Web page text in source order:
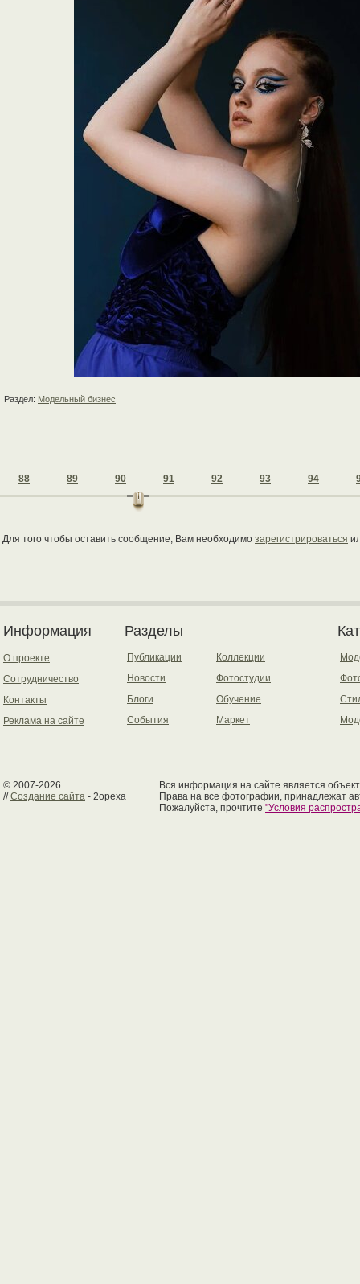
Раздел: Модельный бизнес
88 89 90 91 92 93 94
Для того чтобы оставить сообщение, Вам необходимо зарегистрироваться
Информация
О проекте
Сотрудничество
Контакты
Реклама на сайте
Разделы
Публикации
Новости
Блоги
События
Коллекции
Фотостудии
Обучение
Маркет
© 2007-2026.
//Создание сайта - 2opexa
Вся информация на сайте является
Права на все фотографии, принадлежат
Пожалуйста, прочтите "Условия